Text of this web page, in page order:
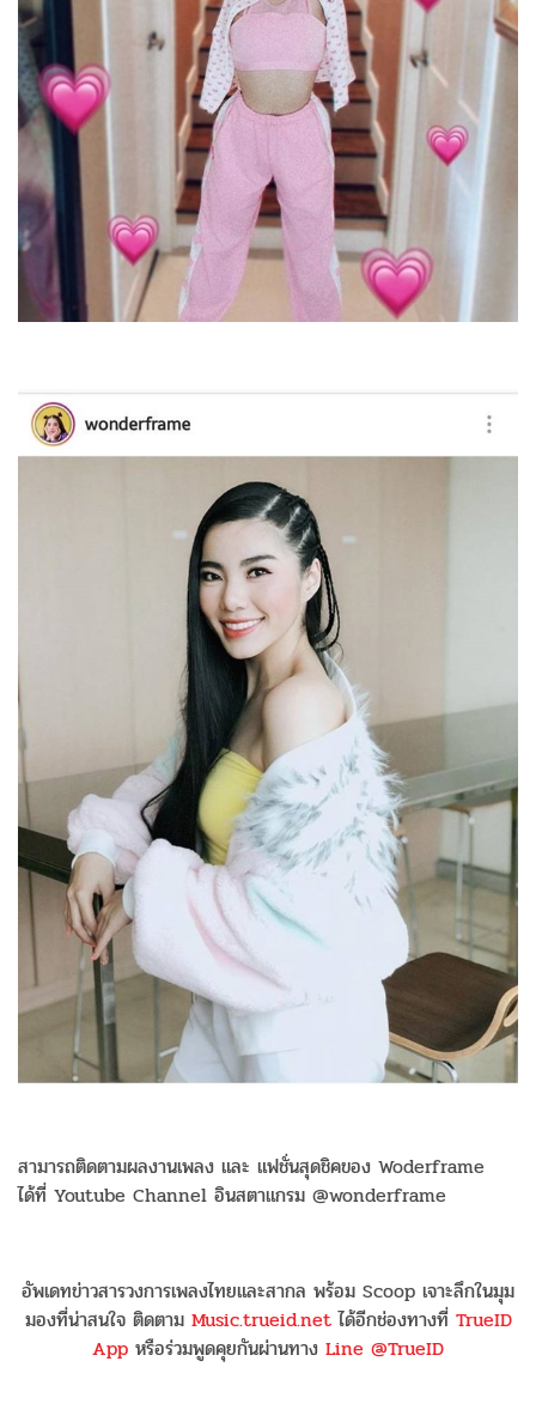
สามารถติดตามผลงานเพลง และ แฟชั่นสุดชิคของ Woderframe
ได้ที่ Youtube Channel อินสตาแกรม @wonderframe
อัพเดทข่าวสารวงการเพลงไทยและสากล พร้อม Scoop เจาะลึกในมุม
มองที่น่าสนใจ ติดตาม Music.trueid.netได้อีกช่องทางที่ TrueID
App หรือร่วมพูดคุยกันผ่านทาง Line @TrueID